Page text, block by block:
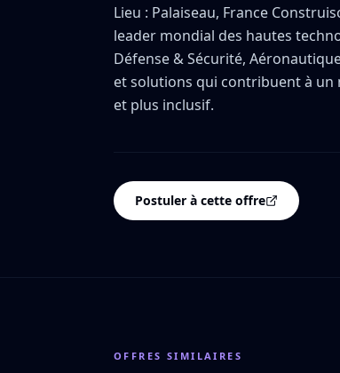
Lieu : Palaiseau, France
leader mondial des hautes
Défense & Sécurité,
et solutions qui contribuent à un
et plus inclusif.
Postuler à cette offre
OFFRES SIMILAIRES